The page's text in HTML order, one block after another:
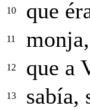
10 que
11
12 que a
13 sabía,